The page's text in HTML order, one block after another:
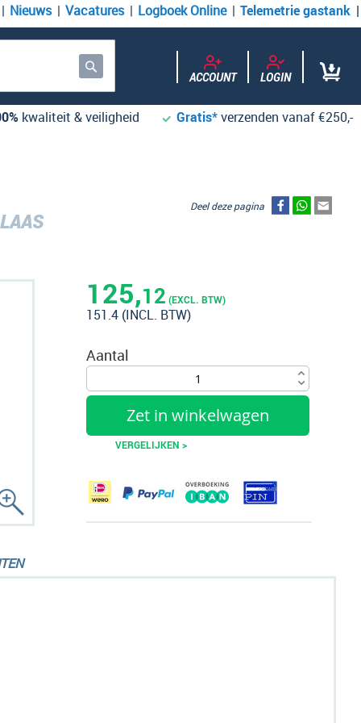
Nieuws Vacatures Logboek Online Telemetrie gastank
Zoek ACCOUNT LOGIN
kwaliteit & veiligheid Gratis*verzenden vanaf €250,-
125,12 (EXCL. BTW)
151.4 (INCL. BTW)
Aantal
Zet in winkelwagen
VERGELIJKEN >
Deel deze pagina